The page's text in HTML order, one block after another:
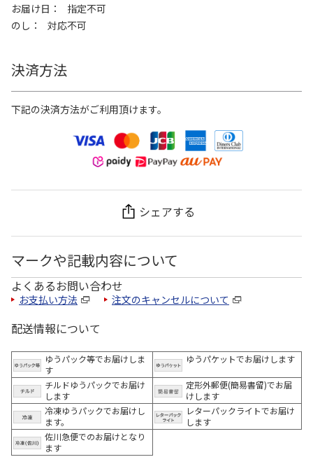
お届け日
指定不可
のし
対応不可
決済方法
下記の決済方法がご利用頂けます。
シェアする
マークや記載内容について
よくあるお問い合わせ
お支払い方法 注文のキャンセルについて
配送情報について
ゆうパック等でお届けしま
す
ゆうパケットでお届けします
チルドゆうパックでお届け
します
定形外郵便(簡易書留)でお届
けします
冷凍ゆうパックでお届けし
ます。
レターパックライトでお届け
します
佐川急便でのお届けとなり
ます